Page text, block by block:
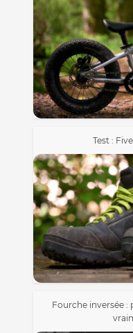
Test :
Fourche inversée :